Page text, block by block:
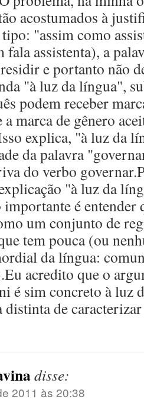
acostumados à
"assim como
fala assistenta), a
e portanto não
"à luz da língua",
podem receber
a marca de gênero
explica, "à luz da
da palavra
do verbo
"à luz da
importante é entender
um conjunto de
tem pouca (ou
da língua:
acredito que o
é sim concreto à luz
de
disse:
2011 às 20:38